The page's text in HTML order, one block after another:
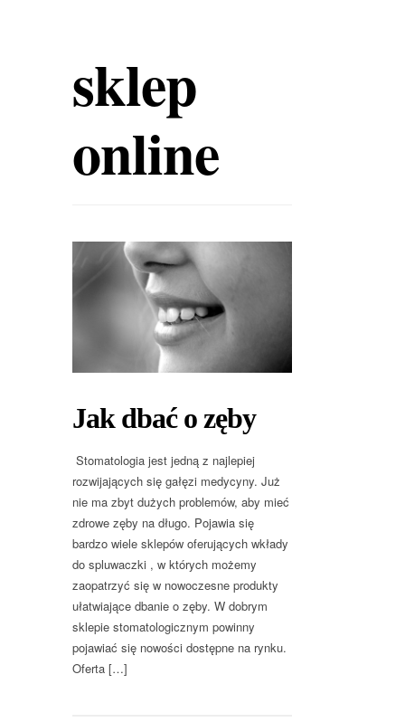
sklep
online
Jak dbać o zęby
Stomatologia jest jedną z najlepiej
rozwijających się gałęzi medycyny. Już
nie ma zbyt dużych problemów, aby mieć
zdrowe zęby na długo. Pojawia się
bardzo wiele sklepów oferujących wkłady
do spluwaczki , w których możemy
zaopatrzyć się w nowoczesne produkty
ułatwiające dbanie o zęby. W dobrym
sklepie stomatologicznym powinny
pojawiać się nowości dostępne na rynku.
Oferta […]